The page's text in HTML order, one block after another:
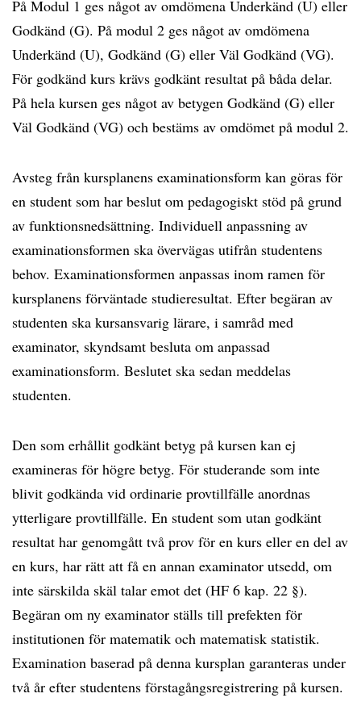
På Modul 1 ges något av omdömena Underkänd (U) eller
Godkänd (G). På modul 2 ges något av omdömena
Underkänd (U), Godkänd (G) eller Väl Godkänd (VG).
För godkänd kurs krävs godkänt resultat på båda delar.
På hela kursen ges något av betygen Godkänd (G) eller
Väl Godkänd (VG) och bestäms av omdömet på modul 2.
Avsteg från kursplanens examinationsform kan göras för
en student som har beslut om pedagogiskt stöd på grund
av funktionsnedsättning. Individuell anpassning av
examinationsformen ska övervägas utifrån studentens
behov. Examinationsformen anpassas inom ramen för
kursplanens förväntade studieresultat. Efter begäran av
studenten ska kursansvarig lärare, i samråd med
examinator, skyndsamt besluta om anpassad
examinationsform. Beslutet ska sedan meddelas
studenten.
Den som erhållit godkänt betyg på kursen kan ej
examineras för högre betyg. För studerande som inte
blivit godkända vid ordinarie provtillfälle anordnas
ytterligare provtillfälle. En student som utan godkänt
resultat har genomgått två prov för en kurs eller en del av
en kurs, har rätt att få en annan examinator utsedd, om
inte särskilda skäl talar emot det (HF 6 kap. 22 §).
Begäran om ny examinator ställs till prefekten för
institutionen för matematik och matematisk statistik.
Examination baserad på denna kursplan garanteras under
två år efter studentens förstagångsregistrering på kursen.